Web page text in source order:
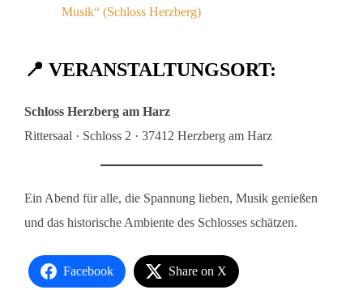
Musik“ (Schloss Herzberg)
📍 VERANSTALTUNGSORT:
Schloss Herzberg am Harz
Rittersaal · Schloss 2 · 37412 Herzberg am Harz
Ein Abend für alle, die Spannung lieben, Musik genießen
und das historische Ambiente des Schlosses schätzen.
Facebook Share on X